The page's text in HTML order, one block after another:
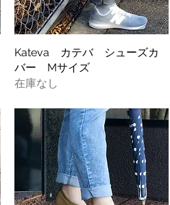
クイックビュー
Kateva カテバ シューズカ
バー Mサイズ
在庫なし